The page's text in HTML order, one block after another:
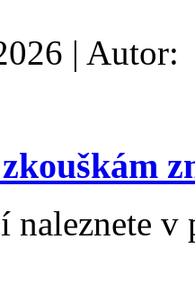
| Autor:
naleznete